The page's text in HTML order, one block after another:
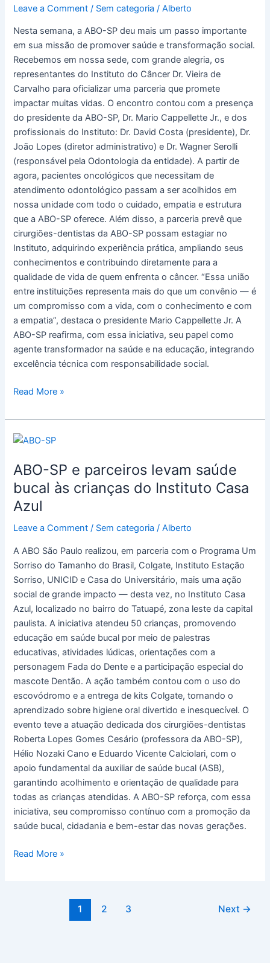
Leave a Comment / Sem categoria /Alberto
Nesta semana, a ABO-SP deu mais um passo importante
em sua missão de promover saúde e transformação social.
Recebemos em nossa sede, com grande alegria, os
representantes do Instituto do Câncer Dr. Vieira de
Carvalho para oficializar uma parceria que promete
impactar muitas vidas. O encontro contou com a presença
do presidente da ABO-SP, Dr. Mario Cappellette Jr., e dos
profissionais do Instituto: Dr. David Costa (presidente), Dr.
João Lopes (diretor administrativo) e Dr. Wagner Serolli
(responsável pela Odontologia da entidade). A partir de
agora, pacientes oncológicos que necessitam de
atendimento odontológico passam a ser acolhidos em
nossa unidade com todo o cuidado, empatia e estrutura
que a ABO-SP oferece. Além disso, a parceria prevê que
cirurgiões-dentistas da ABO-SP possam estagiar no
Instituto, adquirindo experiência prática, ampliando seus
conhecimentos e contribuindo diretamente para a
qualidade de vida de quem enfrenta o câncer. “Essa união
entre instituições representa mais do que um convênio — é
um compromisso com a vida, com o conhecimento e com
a empatia”, destaca o presidente Mario Cappellette Jr. A
ABO-SP reafirma, com essa iniciativa, seu papel como
agente transformador na saúde e na educação, integrando
excelência técnica com responsabilidade social.
do
amplia
acesso
à
saúde
bucal
e
à
formação
profissional
Read More »
ABO-SP e parceiros levam saúde
bucal às crianças do Instituto Casa
Azul
Leave a Comment / Sem categoria /Alberto
A ABO São Paulo realizou, em parceria com o Programa Um
Sorriso do Tamanho do Brasil, Colgate, Instituto Estação
Sorriso, UNICID e Casa do Universitário, mais uma ação
social de grande impacto — desta vez, no Instituto Casa
Azul, localizado no bairro do Tatuapé, zona leste da capital
paulista. A iniciativa atendeu 50 crianças, promovendo
educação em saúde bucal por meio de palestras
educativas, atividades lúdicas, orientações com a
personagem Fada do Dente e a participação especial do
mascote Dentão. A ação também contou com o uso do
escovódromo e a entrega de kits Colgate, tornando o
aprendizado sobre higiene oral divertido e inesquecível. O
evento teve a atuação dedicada dos cirurgiões-dentistas
Roberta Lopes Gomes Cesário (professora da ABO-SP),
Hélio Nozaki Cano e Eduardo Vicente Calciolari, com o
apoio fundamental da auxiliar de saúde bucal (ASB),
garantindo acolhimento e orientação de qualidade para
todas as crianças atendidas. A ABO-SP reforça, com essa
iniciativa, seu compromisso contínuo com a promoção da
saúde bucal, cidadania e bem-estar das novas gerações.
ABO-
e
parceiros
levam
saúde
bucal
crianças
do
Instituto
Casa
Azul
Read More »
1 2 3 Next →